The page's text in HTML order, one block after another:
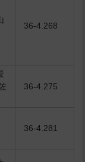
36-4.268
36-4.275
36-4.281